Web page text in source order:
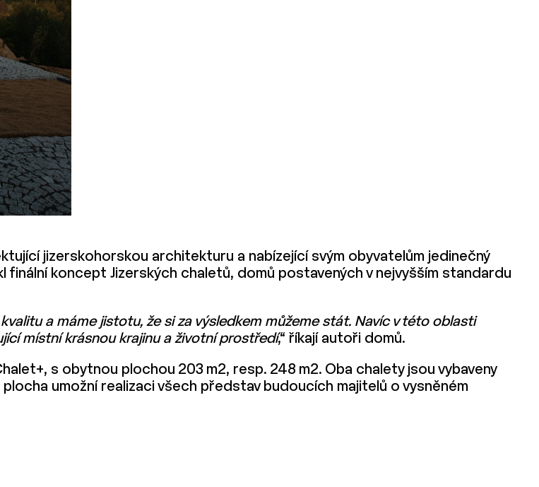
jizerskohorskou architekturu a nabízející svým obyvatelům jedinečný
finální koncept Jizerských chaletů, domů postavených v nejvyšším standardu
a máme jistotu, že si za výsledkem můžeme stát. Navíc v této oblasti
místní krásnou krajinu a životní prostředí,“ říkají autoři domů.
s obytnou plochou 203 m2, resp. 248 m2. Oba chalety jsou vybaveny
umožní realizaci všech představ budoucích majitelů o vysněném